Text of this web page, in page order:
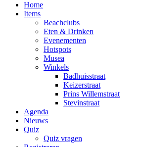
Home
Items
Beachclubs
Eten & Drinken
Evenementen
Hotspots
Musea
Winkels
Badhuisstraat
Keizerstraat
Prins Willemstraat
Stevinstraat
Agenda
Nieuws
Quiz
Quiz vragen